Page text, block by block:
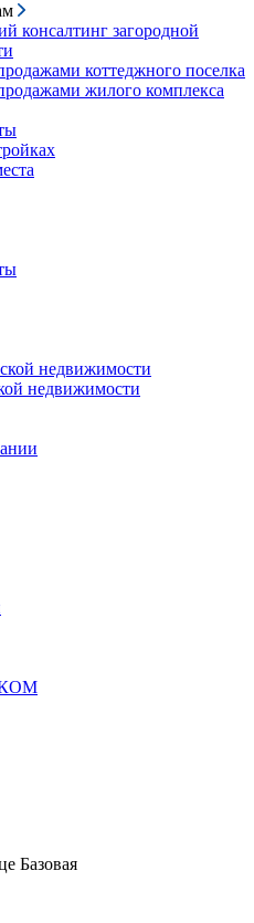
консалтинг загородной
коттеджного поселка
жилого комплекса
недвижимости
недвижимости
Базовая